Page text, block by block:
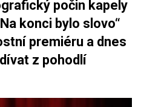
počin kapely
konci bylo slovo“
premiéru a dnes
z pohodlí